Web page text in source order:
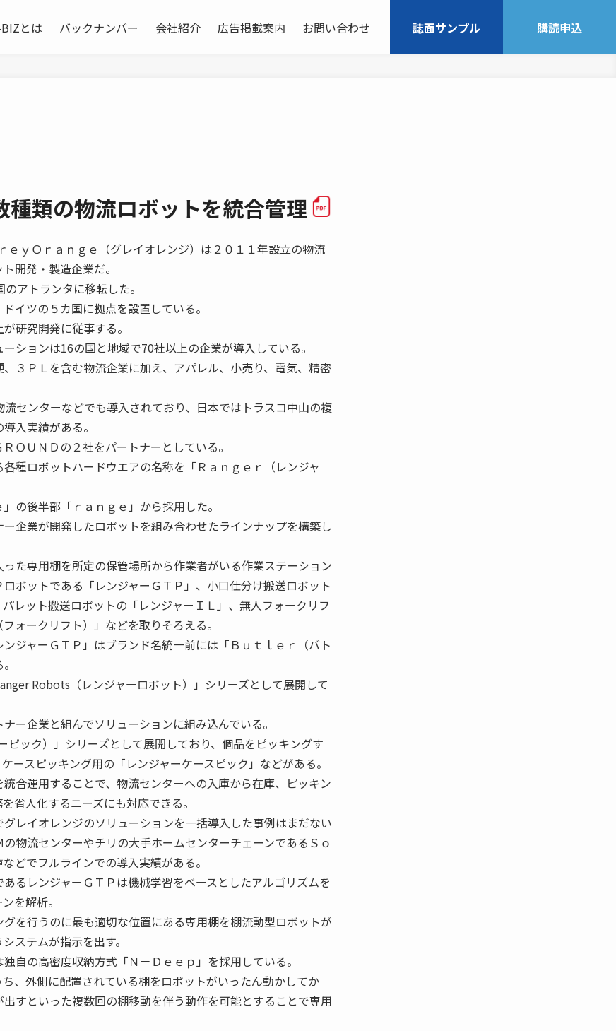
とは バックナンバー 会社紹介 広告掲載案内 お問い合わせ 誌面サンプル 購読申込
類の物流ロボットを統合管理
ｙＯｒａｎｇｅ（グレイオレンジ）は２０１１年設立の物流
開発・製造企業だ。
アトランタに移転した。
イツの５カ国に拠点を設置している。
研究開発に従事する。
ションは16の国と地域で70社以上の企業が導入している。
３ＰＬを含む物流企業に加え、アパレル、小売り、電気、精密
センターなどでも導入されており、日本ではトラスコ中山の複
入実績がある。
ＯＵＮＤの２社をパートナーとしている。
種ロボットハードウエアの名称を「Ｒａｎｇｅｒ（レンジャ
の後半部「ｒａｎｇｅ」から採用した。
企業が開発したロボットを組み合わせたラインナップを構築し
た専用棚を所定の保管場所から作業者がいる作業ステーション
ボットである「レンジャーＧＴＰ」、小口仕分け搬送ロボット
レット搬送ロボットの「レンジャーＩＬ」、無人フォークリフ
ォークリフト）」などを取りそろえる。
ジャーＧＴＰ」はブランド名統一前には「Ｂｕｔｌｅｒ（バト
Robots（レンジャーロボット）」シリーズとして展開して
ー企業と組んでソリューションに組み込んでいる。
ピック）」シリーズとして展開しており、個品をピッキングす
ースピッキング用の「レンジャーケースピック」などがある。
合運用することで、物流センターへの入庫から在庫、ピッキン
省人化するニーズにも対応できる。
レイオレンジのソリューションを一括導入した事例はまだない
物流センターやチリの大手ホームセンターチェーンであるＳｏ
どでフルラインでの導入実績がある。
るレンジャーＧＴＰは機械学習をベースとしたアルゴリズムを
を解析。
を行うのに最も適切な位置にある専用棚を棚流動型ロボットが
ステムが指示を出す。
自の高密度収納方式「Ｎ－Ｄｅｅｐ」を採用している。
、外側に配置されている棚をロボットがいったん動かしてか
すといった複数回の棚移動を伴う動作を可能とすることで専用